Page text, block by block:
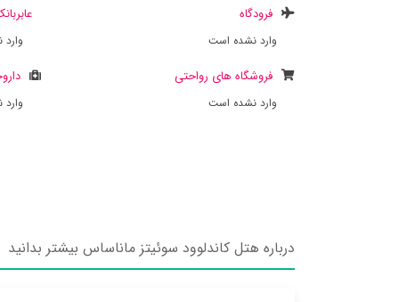
فرودگاه
وارد نشده است
فروشگاه های رواحتی
وارد نشده است
درباره هتل کاندلوود سوئیتز ماناساس بیشتر بدانید